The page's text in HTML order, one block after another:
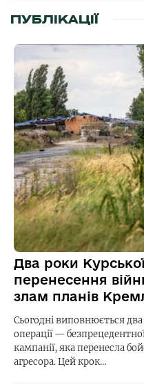
ПУБЛІКАЦІЇ
Два роки
перенесення
злам планів
Сьогодні виповнюється
операції —
кампанії, яка перенесла
агресора. Цей крок…